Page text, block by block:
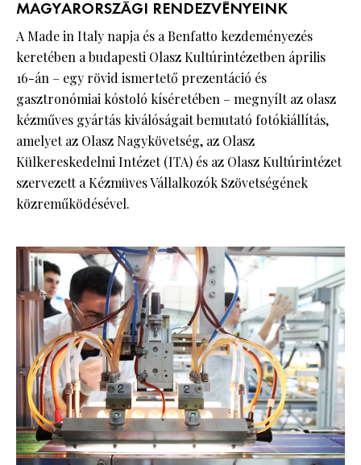
MAGYARORSZÁGI RENDEZVÉNYEINK
A Made in Italy napja és a Benfatto kezdeményezés
keretében a budapesti Olasz Kultúrintézetben április
16-án – egy rövid ismertető prezentáció és
gasztronómiai kóstoló kíséretében – megnyílt az olasz
kézműves gyártás kiválóságait bemutató fotókiállítás,
amelyet az Olasz Nagykövetség, az Olasz
Külkereskedelmi Intézet (ITA) és az Olasz Kultúrintézet
szervezett a Kézmüves Vállalkozók Szövetségének
közreműködésével.